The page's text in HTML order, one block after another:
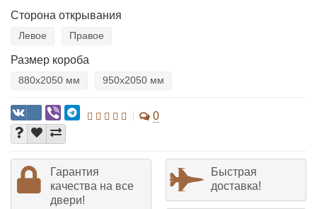
Сторона открывания
Левое Правое
Размер короба
880х2050 мм 950х2050 мм
0
Гарантия
качества на все
двери!
Быстрая
доставка!